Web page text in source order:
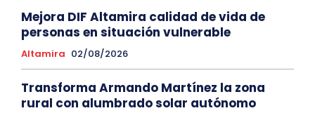
Mejora DIF Altamira calidad de vida de
personas en situación vulnerable
Altamira 02/08/2026
Transforma Armando Martínez la zona
rural con alumbrado solar autónomo